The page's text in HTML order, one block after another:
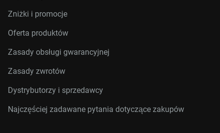
Zniżki i promocje
Oferta produktów
Zasady obsługi gwarancyjnej
Zasady zwrotów
Dystrybutorzy i sprzedawcy
Najczęściej zadawane pytania dotyczące zakupów